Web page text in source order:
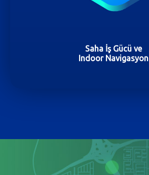
Saha İş Gücü ve
Indoor Navigasyon